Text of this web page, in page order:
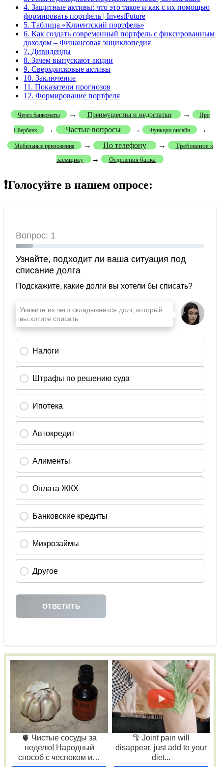
4. Защитные активы: что это такое и как с их помощью
формировать портфель | InvestFuture
5. Таблица «Клиентский портфель»
6. Как создать современный портфель с фиксированным
доходом – Финансовая энциклопедия
7. Дивиденды
8. Зачем выпускают акции
9. Сверхрисковые активы
10. Заключение
11. Показатели прогнозов
12. Формирование портфеля
Через банкоматы → Преимущества и недостатки → Про
Сбербанк → Частые вопросы → Функции онлайн →
Мобильные приложения → По телефону →
Требования к
заемщику
→ Отделения банка
❗Голосуйте в нашем опросе:
🫀 Чистые сосуды за
неделю! Народный
способ с чесноком и…
🦿 Joint pain will
disappear, just add to your
diet...